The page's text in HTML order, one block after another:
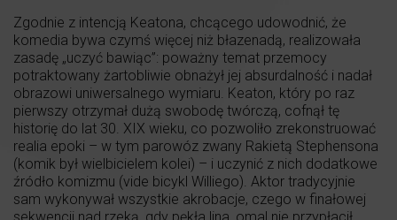
Zgodnie z intencją Keatona, chcącego udowodnić, że
komedia bywa czymś więcej niż błazenadą, realizowała
zasadę „uczyć bawiąc”: poważny temat przemocy
potraktowany żartobliwie obnażył jej absurdalność i nadał
obrazowi uniwersalnego wymiaru. Keaton, który po raz
pierwszy otrzymał dużą swobodę twórczą, cofnął tę
historię do lat 30. XIX wieku, co pozwoliło zrekonstruować
realia epoki – w tym parowóz zwany Rakietą Stephensona
(komik był wielbicielem kolei) – i uczynić z nich dodatkowe
źródło komizmu (vide bicykl Williego). Aktor tradycyjnie
sam wykonywał wszystkie akrobacje, czego w finałowej